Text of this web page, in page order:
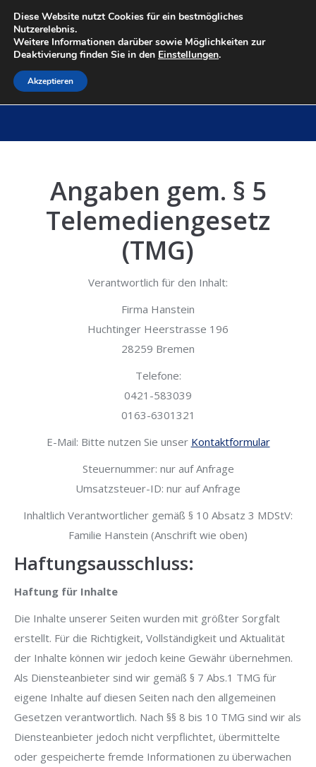
impressum
Angaben gem. § 5
Telemediengesetz
(TMG)
Verantwortlich für den Inhalt:
Firma Hanstein
Huchtinger Heerstrasse 196
28259 Bremen
Telefone:
0421-583039
0163-6301321
E-Mail: Bitte nutzen Sie unser Kontaktformular
Steuernummer: nur auf Anfrage
Umsatzsteuer-ID: nur auf Anfrage
Inhaltlich Verantwortlicher gemäß § 10 Absatz 3 MDStV:
Familie Hanstein (Anschrift wie oben)
Haftungsausschluss:
Haftung für Inhalte
Die Inhalte unserer Seiten wurden mit größter Sorgfalt
erstellt. Für die Richtigkeit, Vollständigkeit und Aktualität
der Inhalte können wir jedoch keine Gewähr übernehmen.
Als Diensteanbieter sind wir gemäß § 7 Abs.1 TMG für
eigene Inhalte auf diesen Seiten nach den allgemeinen
Gesetzen verantwortlich. Nach §§ 8 bis 10 TMG sind wir als
Diensteanbieter jedoch nicht verpflichtet, übermittelte
oder gespeicherte fremde Informationen zu überwachen
Diese Website nutzt Cookies für ein bestmögliches
Nutzerelebnis.
Weitere Informationen darüber sowie Möglichkeiten zur
Deaktivierung finden Sie in den Einstellungen.
Akzeptieren